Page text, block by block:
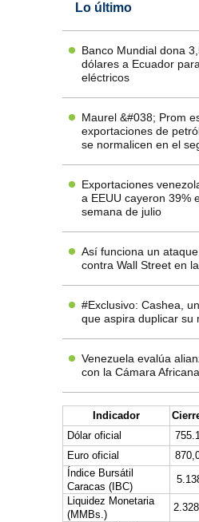
Lo último
Banco Mundial dona
dólares a Ecuador
eléctricos
Maurel &#038; Prom
exportaciones de
se normalicen en el
Exportaciones
a EEUU cayeron 39%
semana de julio
Así funciona un
contra Wall Street en
#Exclusivo: Cashea,
que aspira duplicar su
Venezuela evalúa
con la Cámara
Indicador
Dólar oficial
Euro oficial
Índice Bursátil
Caracas (IBC)
Liquidez Monetaria
(MMBs.)